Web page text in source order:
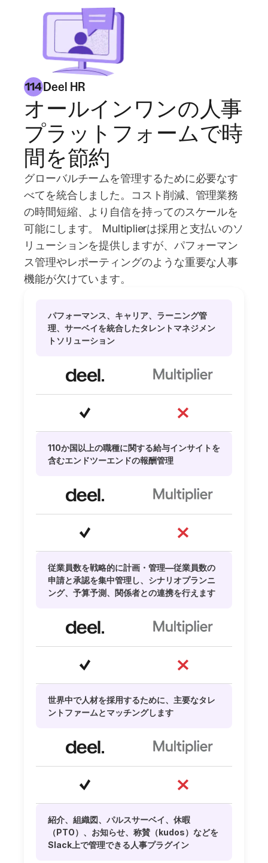
114Deel HR
オールインワンの人事
プラットフォームで時
間を節約
グローバルチームを管理するために必要なす
べてを統合しました。コスト削減、管理業務
の時間短縮、より自信を持ってのスケールを
可能にします。 Multiplierは採用と支払いのソ
リューションを提供しますが、パフォーマン
ス管理やレポーティングのような重要な人事
機能が欠けています。
パフォーマンス、キャリア、ラーニング管
理、サーベイを統合したタレントマネジメン
トソリューション
110か国以上の職種に関する給与インサイトを
含むエンドツーエンドの報酬管理
従業員数を戦略的に計画・管理—従業員数の
申請と承認を集中管理し、シナリオプランニ
ング、予算予測、関係者との連携を行えます
世界中で人材を採用するために、主要なタレ
ントファームとマッチングします
紹介、組織図、パルスサーベイ、休暇
（PTO）、お知らせ、称賛（kudos）などを
Slack上で管理できる人事プラグイン